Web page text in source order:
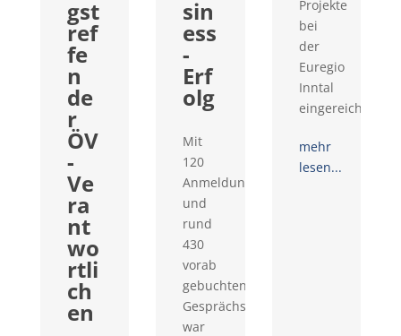
gst
ref
fe
n
de
r
ÖV
-
Ve
ra
nt
wo
rtli
ch
en
sin
ess
-
Erf
olg
Mit
120
Anmeldungen
und
rund
430
vorab
gebuchten
Gesprächswünschen
war
Projekte
bei
der
Euregio
Inntal
eingereicht...
mehr
lesen...